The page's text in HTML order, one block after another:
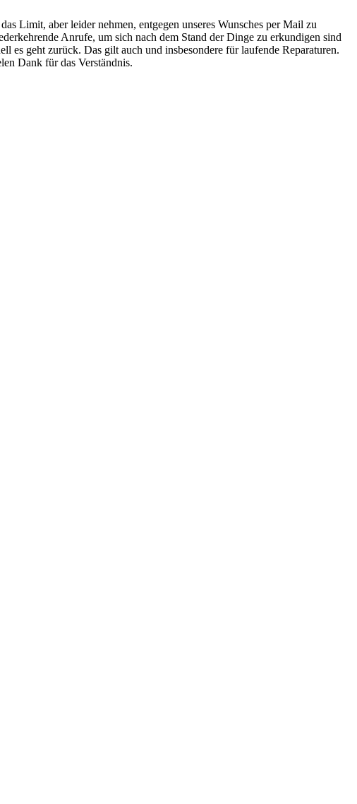
Limit, aber leider nehmen, entgegen unseres Wunsches per Mail zu
Anrufe, um sich nach dem Stand der Dinge zu erkundigen sind
geht zurück. Das gilt auch und insbesondere für laufende Reparaturen.
Dank für das Verständnis.